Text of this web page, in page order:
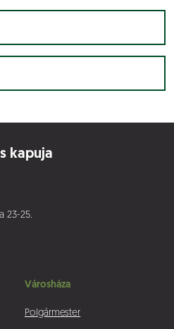
kapuja
23-25.
Városháza
Polgármester